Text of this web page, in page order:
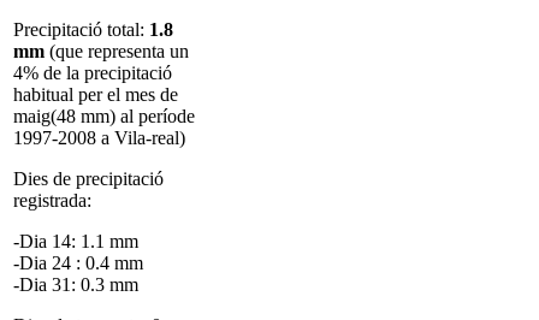
Precipitació total: 1.8
mm (que representa un
4% de la precipitació
habitual per el mes de
maig(48 mm) al període
1997-2008 a Vila-real)
Dies de precipitació
registrada:
-Dia 14: 1.1 mm
-Dia 24 : 0.4 mm
-Dia 31: 0.3 mm